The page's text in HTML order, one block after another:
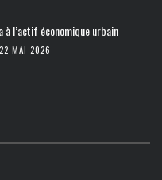
à l’actif économique urbain
22 MAI 2026